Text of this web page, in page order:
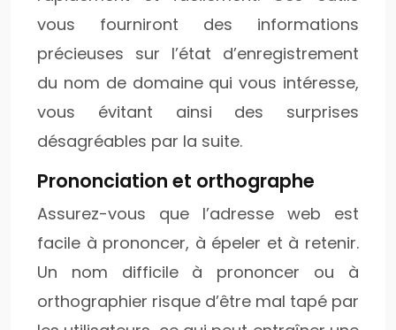
vous fourniront des informations
précieuses sur l’état d’enregistrement
du nom de domaine qui vous intéresse,
vous évitant ainsi des surprises
désagréables par la suite.
Prononciation et orthographe
Assurez-vous que l’adresse web est
facile à prononcer, à épeler et à retenir.
Un nom difficile à prononcer ou à
orthographier risque d’être mal tapé par